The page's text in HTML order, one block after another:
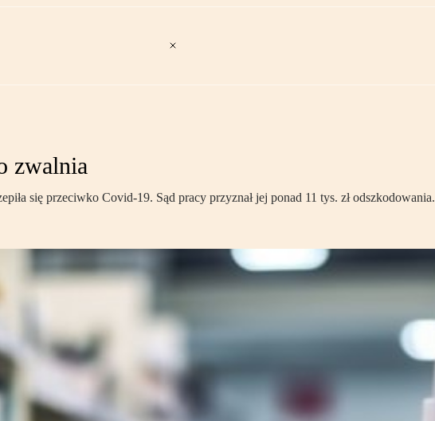
zwalnia
się przeciwko Covid-19. Sąd pracy przyznał jej ponad 11 tys. zł odszkodowania.